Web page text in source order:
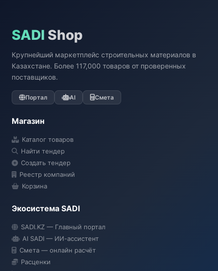
SADI Shop
Крупнейший маркетплейс строительных материалов в
Казахстане. Более 117,000 товаров от проверенных
поставщиков.
Портал AI Смета
Магазин
Каталог товаров
Найти тендер
Создать тендер
Реестр компаний
Корзина
Экосистема SADI
SADI.KZ — Главный портал
AI SADI — ИИ-ассистент
Смета — онлайн расчёт
Расценки
● Подключение...